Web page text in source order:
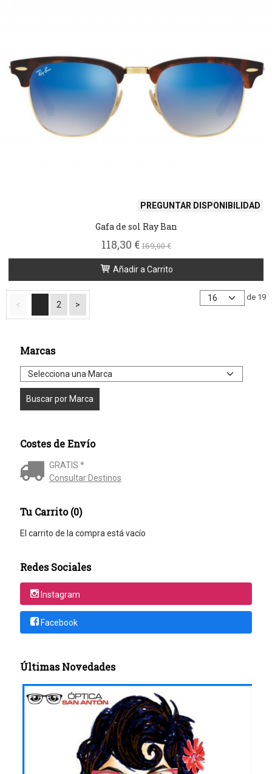
Marcas
Costes de Envío
GRATIS *
Consultar Destinos
Tu Carrito (0)
El carrito de la compra está vacío
Redes Sociales
Instagram
Facebook
Últimas Novedades
PREGUNTAR DISPONIBILIDAD
Gafa de sol Ray Ban
118,30 €169,00 €
Añadir a Carrito
< 2 >
de 19